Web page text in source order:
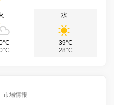
水
39°C
28°C
市場情報